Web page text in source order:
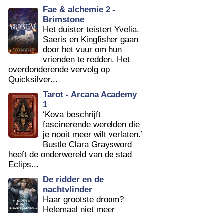
Fae & alchemie 2 -
Brimstone
Het duister teistert Yvelia.
Saeris en Kingfisher gaan
door het vuur om hun
vrienden te redden. Het
overdonderende vervolg op
Quicksilver...
Tarot - Arcana Academy
1
‘Kova beschrijft
fascinerende werelden die
je nooit meer wilt verlaten.’
Bustle Clara Graysword
heeft de onderwereld van de stad
Eclips...
De ridder en de
nachtvlinder
Haar grootste droom?
Helemaal niet meer